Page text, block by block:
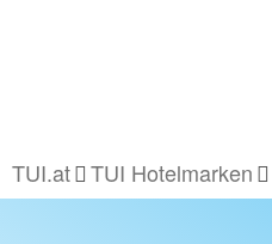
TUI.at TUI Hotelmarken